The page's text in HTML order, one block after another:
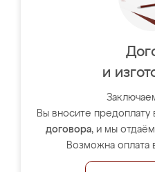
и
Вы вносите предоплату
договора, и мы
Возможна оплата